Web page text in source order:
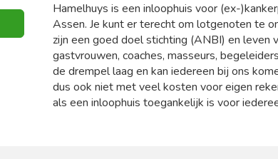
Hamelhuys is een inloophuis voor (ex-
Assen. Je kunt er terecht om lotgenoten te
zijn een goed doel stichting (ANBI) en leven
gastvrouwen, coaches, masseurs,
de drempel laag en kan iedereen bij ons
dus ook niet met veel kosten voor eigen
als een inloophuis toegankelijk is voor